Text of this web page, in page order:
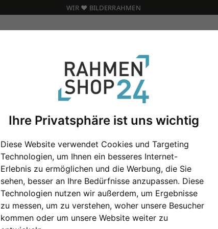
Ihre Privatsphäre ist uns wichtig
Diese Website verwendet Cookies und Targeting
Technologien, um Ihnen ein besseres Internet-
Erlebnis zu ermöglichen und die Werbung, die Sie
sehen, besser an Ihre Bedürfnisse anzupassen. Diese
Technologien nutzen wir außerdem, um Ergebnisse
zu messen, um zu verstehen, woher unsere Besucher
kommen oder um unsere Website weiter zu
WIR ❤️ BILDERRAHMEN
Klapprahmen, 20
Format
Farbe